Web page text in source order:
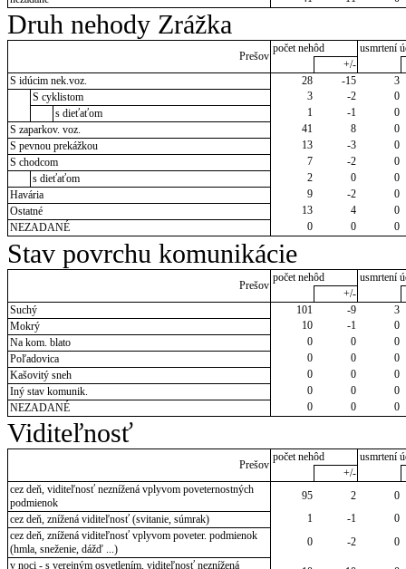
Druh nehody Zrážka
Prešov
počet nehôd
usmrtení
+/-
S idúcim nek.voz.
28 -15
3
S cyklistom
3 -2
0
s dieťaťom
1 -1
0
S zaparkov. voz.
41 8
0
S pevnou prekážkou
13 -3
0
S chodcom
7 -2
0
s dieťaťom
2 0
0
Havária
9 -2
0
Ostatné
13 4
0
NEZADANÉ
0 0 0
Stav povrchu komunikácie
Prešov
počet nehôd
usmrtení
+/-
Suchý
101 -9
3
Mokrý
10 -1
0
Na kom. blato
0 0
0
Poľadovica
0 0
0
Kašovitý sneh
0 0
0
Iný stav komunik.
0 0
0
NEZADANÉ
0 0 0
Viditeľnosť
Prešov
počet nehôd
usmrtení
+/-
cez deň, viditeľnosť neznížená vplyvom poveternostných
podmienok
95 2
0
cez deň, znížená viditeľnosť (svitanie, súmrak)
1 -1
0
cez deň, znížená viditeľnosť vplyvom poveter. podmienok
(hmla, sneženie, dážď ...)
0 -2
0
v noci - s verejným osvetlením, viditeľnosť neznížená